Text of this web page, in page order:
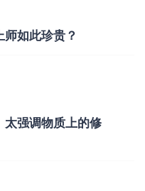
如此珍贵？
强调物质上的修